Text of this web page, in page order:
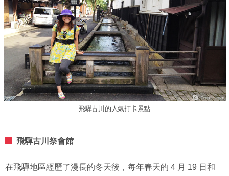
飛驒古川的人氣打卡景點
飛驒古川祭會館
在飛驒地區經歷了漫長的冬天後，每年春天的 4 月 19 日和